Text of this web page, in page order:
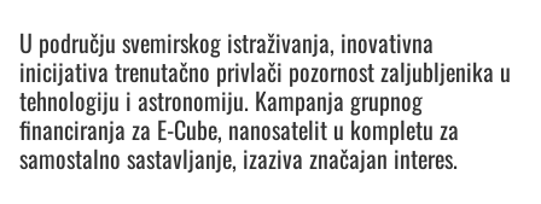
U području svemirskog istraživanja, inovativna
inicijativa trenutačno privlači pozornost zaljubljenika u
tehnologiju i astronomiju. Kampanja grupnog
financiranja za E-Cube, nanosatelit u kompletu za
samostalno sastavljanje, izaziva značajan interes.